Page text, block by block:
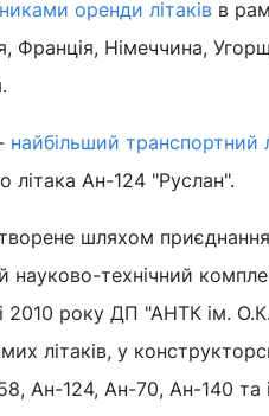
оренди літаків в
Франція, Німеччина,
найбільший транспортний
літака Ан-124 "Руслан".
шляхом
науково-технічний
2010 року ДП "АНТК ім.
літаків, у
Ан-124, Ан-70, Ан-140 та